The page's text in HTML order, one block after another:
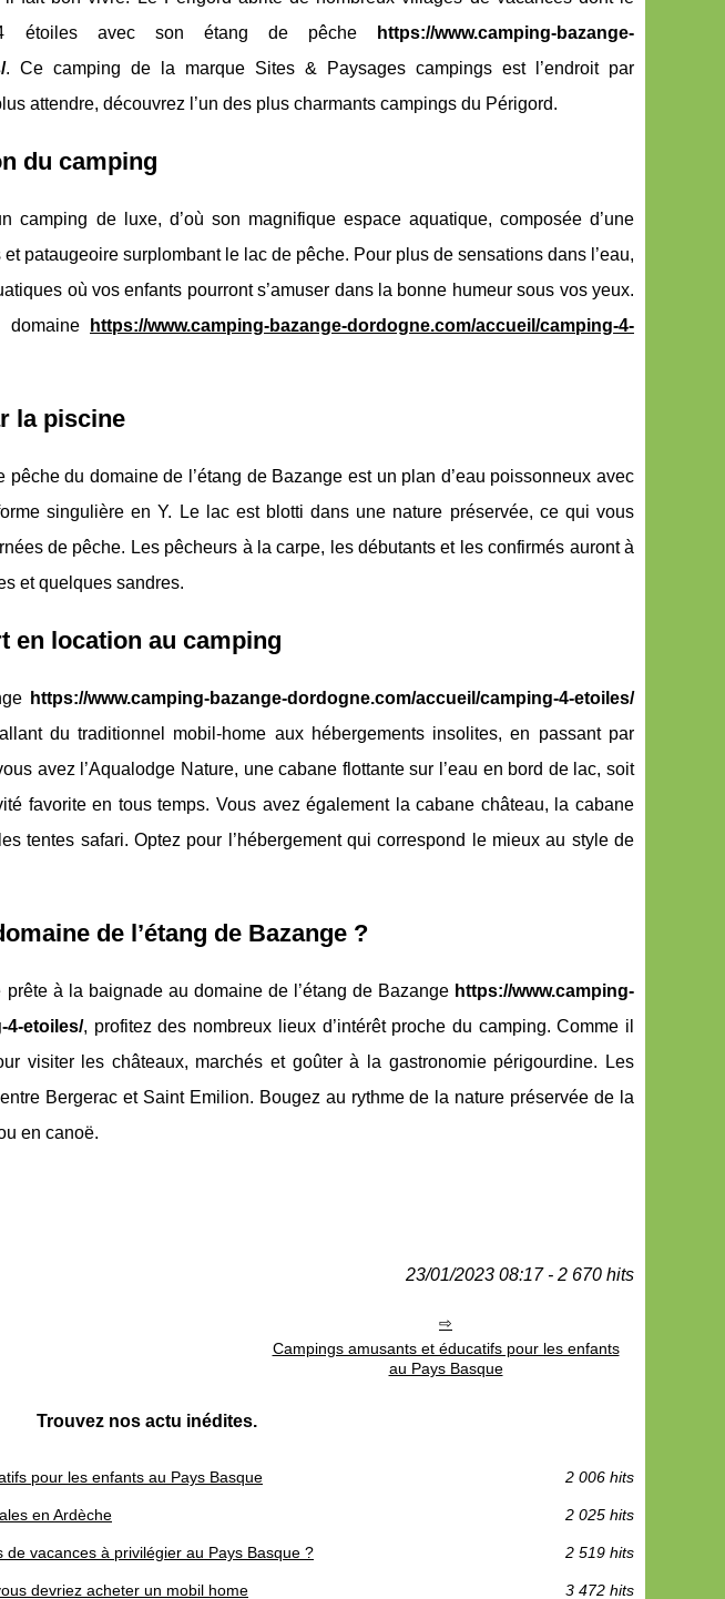
étoiles avec son étang de pêche
https://www.camping-bazange-
. Ce camping de la marque Sites & Paysages campings est l’endroit par
attendre, découvrez l’un des plus charmants campings du Périgord.
du camping
camping de luxe, d’où son magnifique espace aquatique, composée d’une
pataugeoire surplombant le lac de pêche. Pour plus de sensations dans l’eau,
où vos enfants pourront s’amuser dans la bonne humeur sous vos yeux.
https://www.camping-bazange-dordogne.com/accueil/camping-4-
la piscine
du domaine de l’étang de Bazange est un plan d’eau poissonneux avec
singulière en Y. Le lac est blotti dans une nature préservée, ce qui vous
de pêche. Les pêcheurs à la carpe, les débutants et les confirmés auront à
et quelques sandres.
en location au camping
https://www.camping-bazange-dordogne.com/accueil/camping-4-etoiles/
du traditionnel mobil-home aux hébergements insolites, en passant par
avez l’Aqualodge Nature, une cabane flottante sur l’eau en bord de lac, soit
favorite en tous temps. Vous avez également la cabane château, la cabane
tentes safari. Optez pour l’hébergement qui correspond le mieux au style de
de l’étang de Bazange ?
à la baignade au domaine de l’étang de Bazange https://www.camping-
4-etoiles/, profitez des nombreux lieux d’intérêt proche du camping. Comme il
visiter les châteaux, marchés et goûter à la gastronomie périgourdine. Les
Bergerac et Saint Emilion. Bougez au rythme de la nature préservée de la
en canoë.
23/01/2023 08:17 - 2 670 hits
Campings amusants et éducatifs pour les enfants
au Pays Basque
Trouvez nos actu inédites.
pour les enfants au Pays Basque 2 006 hits
en Ardèche 2 025 hits
vacances à privilégier au Pays Basque ? 2 519 hits
devriez acheter un mobil home 3 472 hits